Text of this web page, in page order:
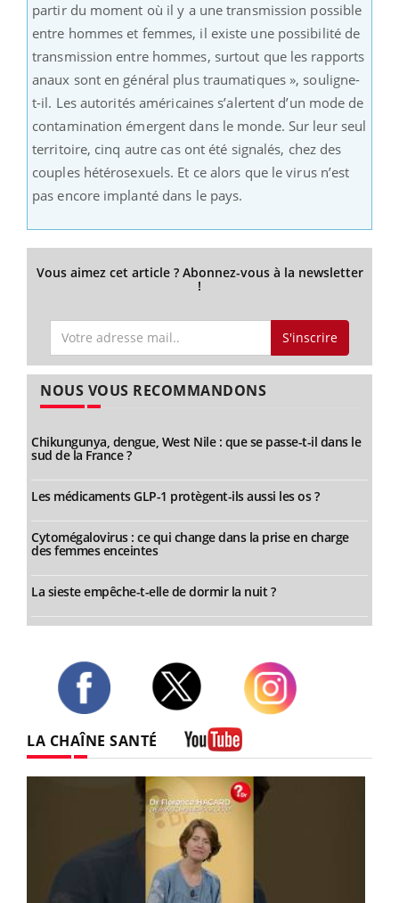
partir du moment où il y a une transmission possible
entre hommes et femmes, il existe une possibilité de
transmission entre hommes, surtout que les rapports
anaux sont en général plus traumatiques », souligne-
t-il. Les autorités américaines s’alertent d’un mode de
contamination émergent dans le monde. Sur leur seul
territoire, cinq autre cas ont été signalés, chez des
couples hétérosexuels. Et ce alors que le virus n’est
pas encore implanté dans le pays.
Vous aimez cet article ? Abonnez-vous à la newsletter
!
S'inscrire
NOUS VOUS RECOMMANDONS
Chikungunya, dengue, West Nile : que se passe-t-il dans le
sud de la France ?
Les médicaments GLP-1 protègent-ils aussi les os ?
Cytomégalovirus : ce qui change dans la prise en charge
des femmes enceintes
La sieste empêche-t-elle de dormir la nuit ?
LA CHAÎNE SANTÉ